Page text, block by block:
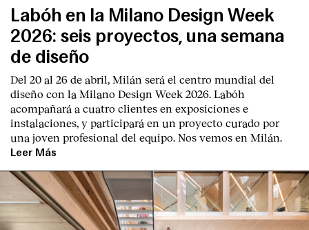
Labóh en la Milano Design Week
2026: seis proyectos, una semana
de diseño
Del 20 al 26 de abril, Milán será el centro mundial del
diseño con la Milano Design Week 2026. Labóh
acompañará a cuatro clientes en exposiciones e
instalaciones, y participará en un proyecto curado por
una joven profesional del equipo. Nos vemos en Milán.
Leer Más